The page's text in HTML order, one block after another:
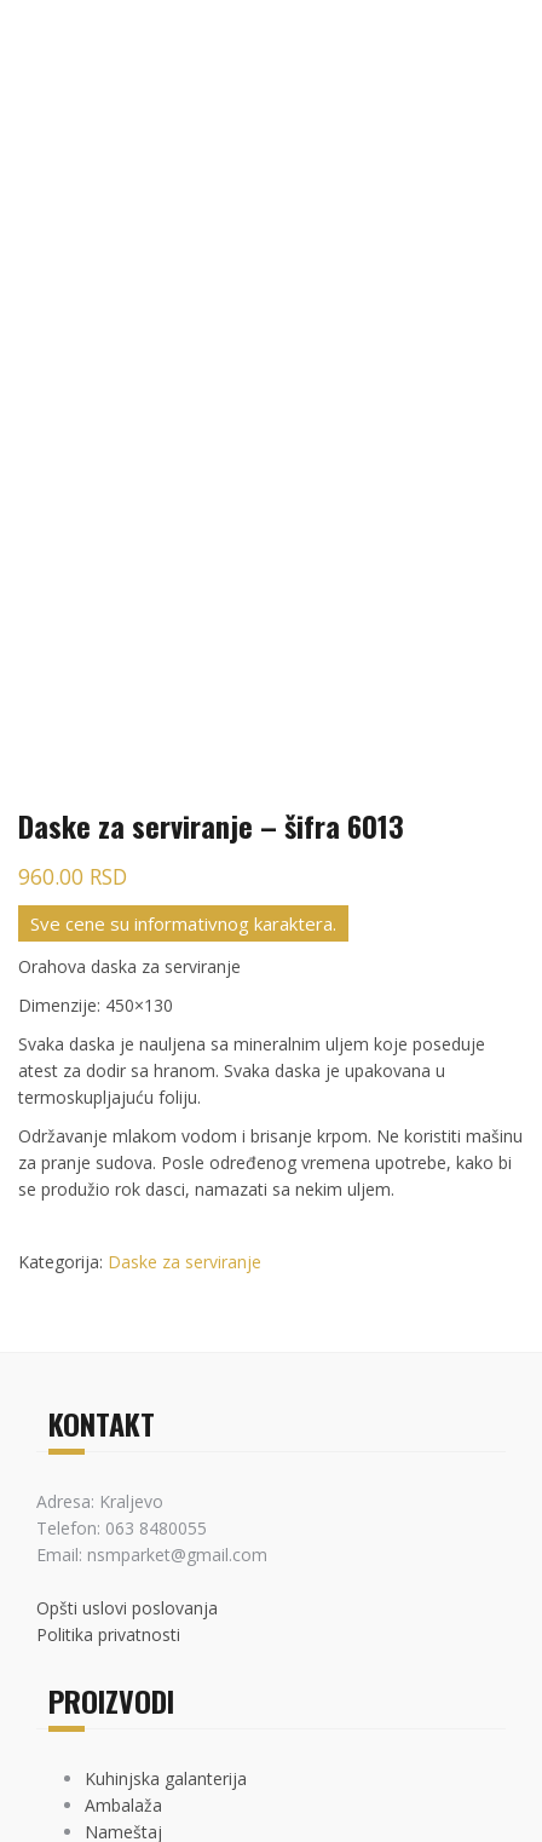
Daske za serviranje – šifra 6013
960.00 RSD
Sve cene su informativnog karaktera.
Orahova daska za serviranje
Dimenzije: 450×130
Svaka daska je nauljena sa mineralnim uljem koje poseduje
atest za dodir sa hranom. Svaka daska je upakovana u
termoskupljajuću foliju.
Održavanje mlakom vodom i brisanje krpom. Ne koristiti mašinu
za pranje sudova. Posle određenog vremena upotrebe, kako bi
se produžio rok dasci, namazati sa nekim uljem.
Kategorija: Daske za serviranje
KONTAKT
Adresa: Kraljevo
Telefon: 063 8480055
Email: nsmparket@gmail.com
Opšti uslovi poslovanja
Politika privatnosti
PROIZVODI
Kuhinjska galanterija
Ambalaža
Nameštaj